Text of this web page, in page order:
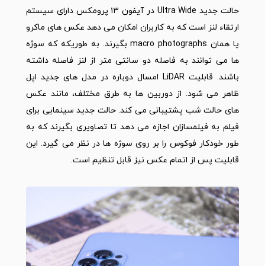
حالت جدید Ultra Wide در آیفون ۱۳ پرومکس دارای سیستم
ارتقاء لنز است که به کاربران امکان می دهد عکس های ماکرو
یا همان macro photographs بگیرند. به طوریکه که سوژه
ها می توانند به فاصله دو سانتی متر از لنز فاصله داشته
باشند. قابلیت LiDAR امسال دوباره در مدل های جدید اپل
ظاهر می شود. از دوربین ها به طرق مختلف، مانند عکس
های حالت شب پشتیبانی می کند. حالت جدید سینمایی برای
فیلم به فیلمسازان اجازه می دهد تا تصاویری بگیرند که به
طور خودکار فوکوس را بر روی سوژه ها در نظر می گیرد. این
قابلیت پس از اتمام عکس نیز قابل تنظیم است.